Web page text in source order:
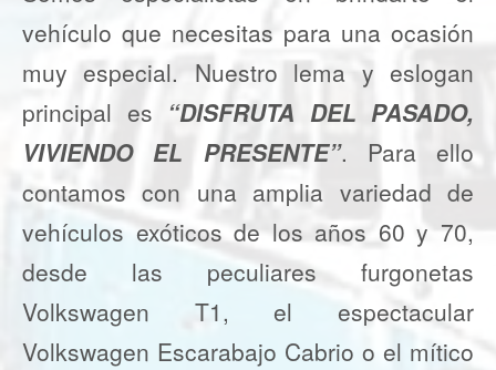
vehículo que necesitas para una ocasión
muy especial. Nuestro lema y eslogan
principal es “DISFRUTA DEL PASADO,
VIVIENDO EL PRESENTE”. Para ello
contamos con una amplia variedad de
vehículos exóticos de los años 60 y 70,
desde las peculiares furgonetas
Volkswagen T1, el espectacular
Volkswagen Escarabajo Cabrio o el mítico